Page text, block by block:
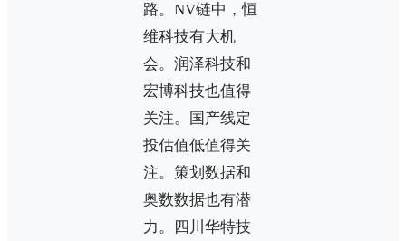
路。NV链中，恒
维科技有大机
会。润泽科技和
宏博科技也值得
关注。国产线定
投估值低值得关
注。策划数据和
奥数数据也有潜
力。四川华特技